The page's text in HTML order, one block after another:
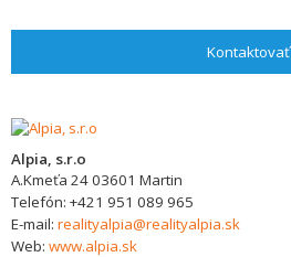
Kontaktovať
Alpia, s.r.o
A.Kmeťa 2403601 Martin
Telefón: +421 951 089 965
E-mail: realityalpia@realityalpia.sk
Web: www.alpia.sk